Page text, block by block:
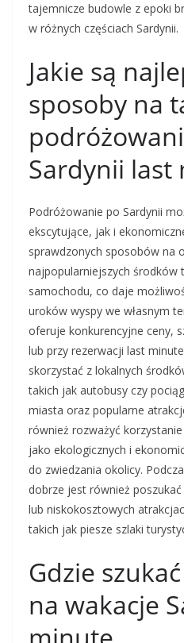
tajemnicze budowle z epoki
w różnych częściach Sardynii.
Jakie są
sposoby na
Sardynii last
Podróżowanie po Sardynii
ekscytujące, jak i
sprawdzonych sposobów na
najpopularniejszych
samochodu, co daje
uroków wyspy we własnym
oferuje konkurencyjne ceny,
lub przy rezerwacji last
skorzystać z lokalnych
takich jak autobusy czy
miasta oraz popularne
również rozważyć
jako ekologicznych i
do zwiedzania okolicy.
dobrze jest również
lub niskokosztowych
takich jak piesze szlaki
Gdzie
na wakacje